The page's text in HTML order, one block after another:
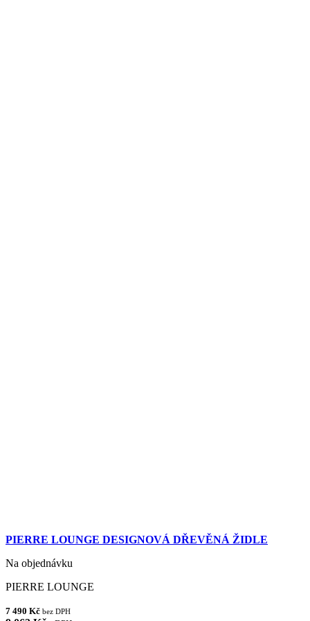
PIERRE LOUNGE DESIGNOVÁ DŘEVĚNÁ ŽIDLE
Na objednávku
PIERRE LOUNGE
7 490 Kč bez DPH